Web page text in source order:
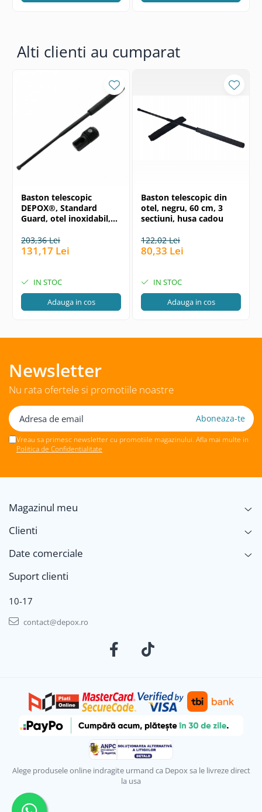
Alti clienti au cumparat
Baston telescopic
DEPOX®, Standard
Guard, otel inoxidabil,
inclus
203,36 Lei
131,17 Lei
IN STOC
Adauga in cos
Baston telescopic din
otel, negru, 60 cm, 3
sectiuni, husa cadou
122,02 Lei
80,33 Lei
IN STOC
Adauga in cos
Newsletter
Nu rata ofertele si promotiile noastre
Vreau sa primesc newsletter cu promotiile magazinului. Afla mai multe in
Politica de Confidentialitate
Magazinul meu
Clienti
Date comerciale
Suport clienti
10-17
contact@depox.ro
Alege produsele online indragite urmand ca Depox sa le livreze direct
la usa